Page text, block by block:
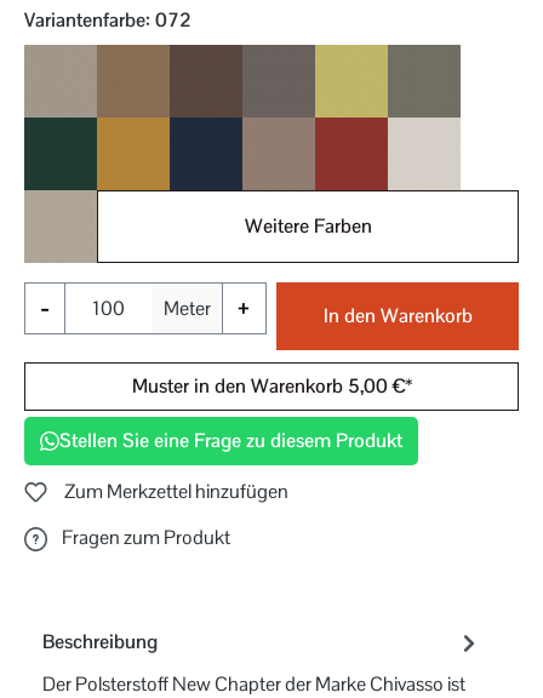
Variantenfarbeauswählen
: 072
Weitere Farben
- Meter + In den Warenkorb
Muster in den Warenkorb 5,00 €*
Stellen Sie eine Frage zu diesem Produkt
Zum Merkzettel hinzufügen
Fragen zum Produkt
Beschreibung
Der Polsterstoff New Chapter der Marke Chivasso ist